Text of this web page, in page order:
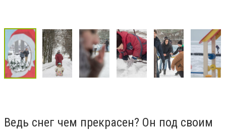
Ведь снег чем прекрасен? Он под своим